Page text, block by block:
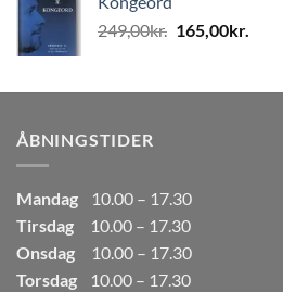
var:
80,00kr..50,00kr..
249,00kr. Den
var:
165,00kr.
er:
ÅBNINGSTIDER
Mandag
10.00 – 17.30
Tirsdag
10.00 – 17.30
Onsdag
10.00 – 17.30
Torsdag
10.00 – 17.30